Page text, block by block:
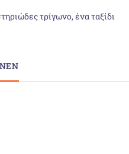
τρίγωνο, ένα ταξίδι